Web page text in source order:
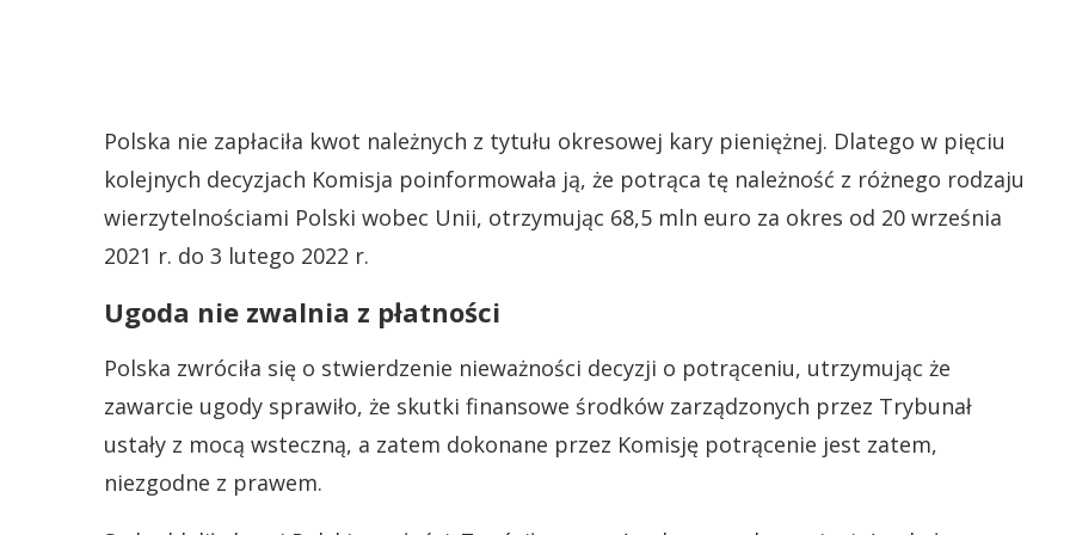
Polska nie zapłaciła kwot należnych z tytułu okresowej kary pieniężnej. Dlatego w pięciu
kolejnych decyzjach Komisja poinformowała ją, że potrąca tę należność z różnego rodzaju
wierzytelnościami Polski wobec Unii, otrzymując 68,5 mln euro za okres od 20 września
2021 r. do 3 lutego 2022 r.
Ugoda nie zwalnia z płatności
Polska zwróciła się o stwierdzenie nieważności decyzji o potrąceniu, utrzymując że
zawarcie ugody sprawiło, że skutki finansowe środków zarządzonych przez Trybunał
ustały z mocą wsteczną, a zatem dokonane przez Komisję potrącenie jest zatem,
niezgodne z prawem.